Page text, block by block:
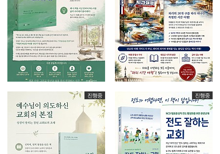
소그룹리더 집중훈련" 1회차…
소그룹 리더 자기 평가서
진행중 진행중